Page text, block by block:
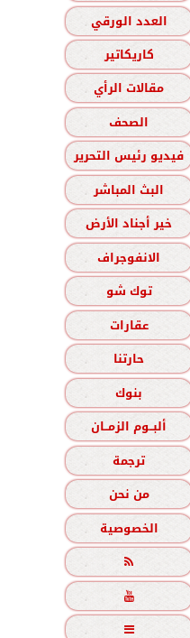
العدد الورقي
كاريكاتير
مقالات الرأي
الصحف
فيديو رئيس التحرير
البث المباشر
خير أجناد الأرض
الانفوجراف
توك شو
عقارات
حارتنا
بنوك
ألبــوم الزمــان
ترجمة
من نحن
الخصوصية


